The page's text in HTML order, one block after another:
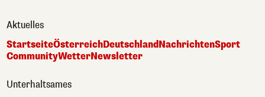
Aktuelles
StartseiteÖsterreichDeutschlandNachrichtenSport
CommunityWetterNewsletter
Unterhaltsames